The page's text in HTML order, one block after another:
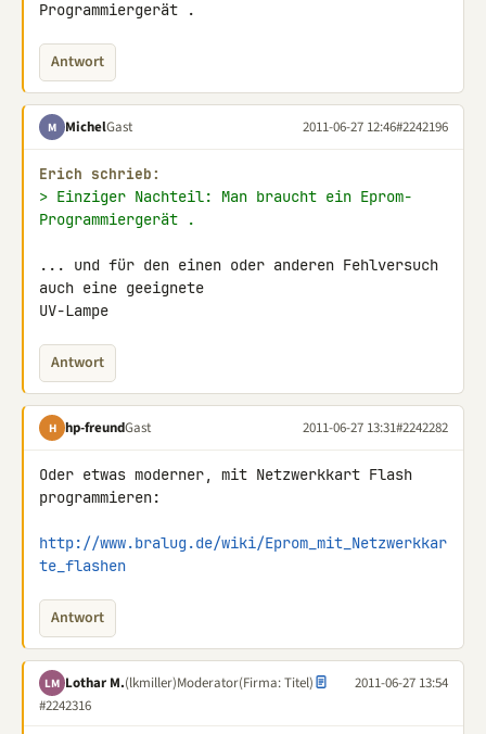
Programmiergerät .
Antwort
M MichelGast 2011-06-27 12:46#2242196
Erich schrieb:
> Einziger Nachteil: Man braucht ein Eprom-
Programmiergerät .
... und für den einen oder anderen Fehlversuch
auch eine geeignete
UV-Lampe
Antwort
H hp-freundGast 2011-06-27 13:31#2242282
Oder etwas moderner, mit Netzwerkkart Flash
programmieren:
http://www.bralug.de/wiki/Eprom_mit_Netzwerkkar
te_flashen
Antwort
LM Lothar M.(lkmiller)Moderator(Firma: Titel)
2011-06-27 13:54
#2242316